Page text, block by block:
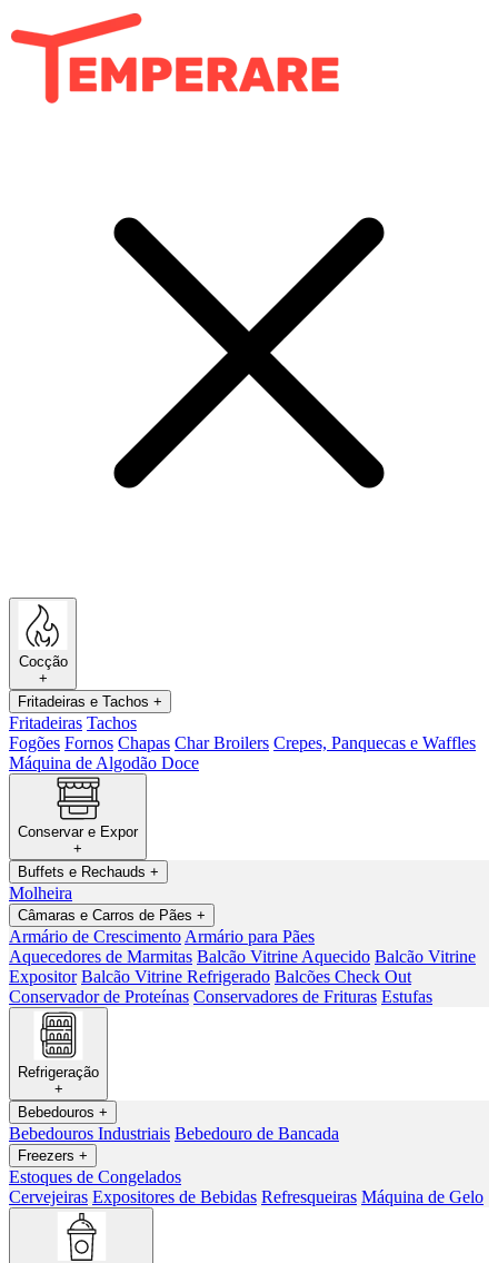
Cocção
+
Fritadeiras e Tachos +
Fritadeiras Tachos
Fogões Fornos Chapas Char Broilers Crepes, Panquecas e Waffles
Máquina de Algodão Doce
Conservar e Expor
+
Buffets e Rechauds +
Molheira
Câmaras e Carros de Pães +
Armário de Crescimento Armário para Pães
Aquecedores de Marmitas Balcão Vitrine Aquecido Balcão Vitrine
Expositor Balcão Vitrine Refrigerado Balcões Check Out
Conservador de Proteínas Conservadores de Frituras Estufas
Refrigeração
+
Bebedouros +
Bebedouros Industriais Bebedouro de Bancada
Freezers +
Estoques de Congelados
Cervejeiras Expositores de Bebidas Refresqueiras Máquina de Gelo